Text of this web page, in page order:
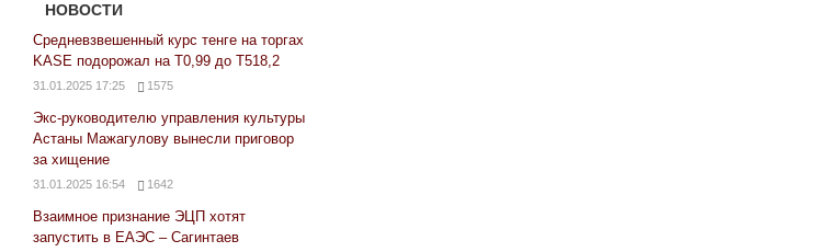
НОВОСТИ
Средневзвешенный курс тенге на торгах
KASE подорожал на Т0,99 до Т518,2
31.01.2025 17:25 1575
Экс-руководителю управления культуры
Астаны Мажагулову вынесли приговор
за хищение
31.01.2025 16:54 1642
Взаимное признание ЭЦП хотят
запустить в ЕАЭС – Сагинтаев